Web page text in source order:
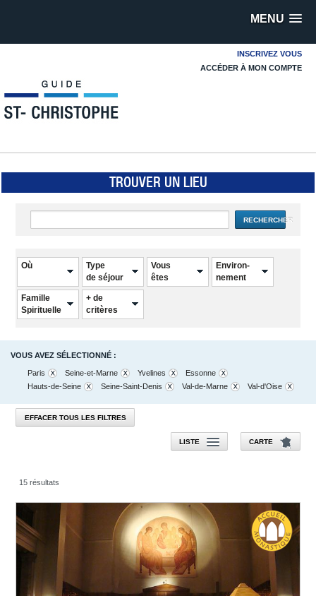
MENU
INSCRIVEZ VOUS
ACCÉDER À MON COMPTE
TROUVER UN LIEU
RECHERCHER
Où
Type
de séjour
Vous
êtes
Environ-
nement
Famille
Spirituelle
+ de
critères
VOUS AVEZ SÉLECTIONNÉ :
Paris Seine-et-Marne Yvelines
Essonne
Hauts-de-Seine
Seine-Saint-Denis Val-de-Marne Val-d'Oise
EFFACER TOUS LES FILTRES
LISTE CARTE
15 résultats